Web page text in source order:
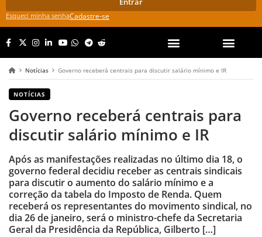
Esqueci minha senhaCadastre-se
Notícias Governo receberá centrais para discutir salário mínimo e IR
NOTÍCIAS
Governo receberá centrais para
discutir salário mínimo e IR
Após as manifestações realizadas no último dia 18, o
governo federal decidiu receber as centrais sindicais
para discutir o aumento do salário mínimo e a
correção da tabela do Imposto de Renda. Quem
receberá os representantes do movimento sindical, no
dia 26 de janeiro, será o ministro-chefe da Secretaria
Geral da Presidência da República, Gilberto […]